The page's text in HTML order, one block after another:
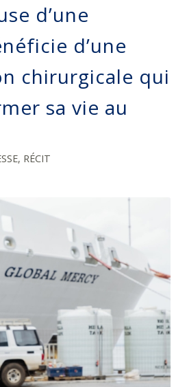
d’une
d’une
chirurgicale qui
sa vie au
, RÉCIT